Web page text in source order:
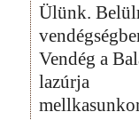
Ülünk.
Vendég a
lazúrja